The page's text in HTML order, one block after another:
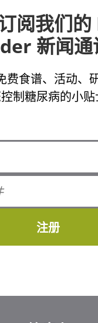
阅我们的
新闻通
费食谱、活动、
制糖尿病的小贴
注册